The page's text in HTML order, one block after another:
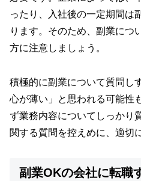
ったり、入社後の一定期間は
ります。そのため、副業につ
方に注意しましょう。
積極的に副業について質問し
心が薄い」と思われる可能性
ず業務内容についてしっかり
関する質問を控えめに、適切
副業OKの会社に転職